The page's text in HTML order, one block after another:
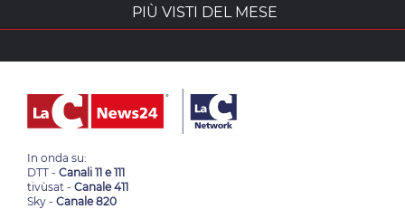
PIÙ VISTI DEL MESE
In onda su:
DTT - Canali 11 e 111
tivùsat - Canale 411
Sky - Canale 820